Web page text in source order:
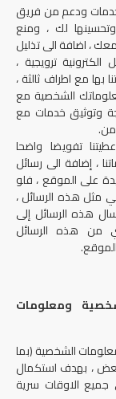
ودعم من فريق
لك ، ومنع
معك ، اضافة الى تذليل
ترويجية ،
مع اطراف ثالثة ،
الشخصية مع
وتوثيق خدمات مع
تفويضا واضحا
، إضافة الى رسائل
على الموقع ، فلو
مثل هذه الرسائل ،
هذه الرسائل إلى
من هذه الرسائل
ومعلومات
الشخصية (بما
، بهدف استكمال
الاوقات سرية